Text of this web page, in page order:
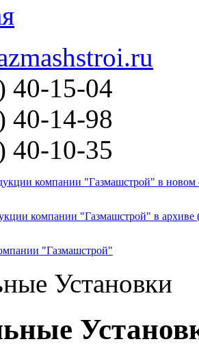
40-15-04
40-14-98
40-10-35
компании "Газмашстрой" в
компании "Газмашстрой" в архиве
"Газмашстрой"
Установки